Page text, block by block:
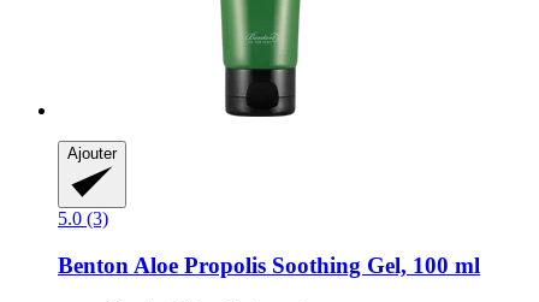
Ajouter
5.0 (3)
Benton Aloe Propolis Soothing Gel, 100 ml